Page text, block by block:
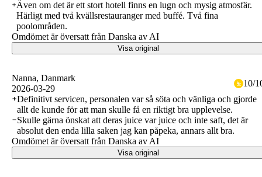
Även om det är ett stort hotell finns en lugn och mysig atmosfär.
Härligt med två kvällsrestauranger med buffé. Två fina
poolområden.
Omdömet är översatt från Danska av AI
Visa original
Nanna, Danmark
2026-03-29
10/
Definitivt servicen, personalen var så söta och vänliga och gjorde
allt de kunde för att man skulle få en riktigt bra upplevelse.
Skulle gärna önskat att deras juice var juice och inte saft, det är
absolut den enda lilla saken jag kan påpeka, annars allt bra.
Omdömet är översatt från Danska av AI
Visa original